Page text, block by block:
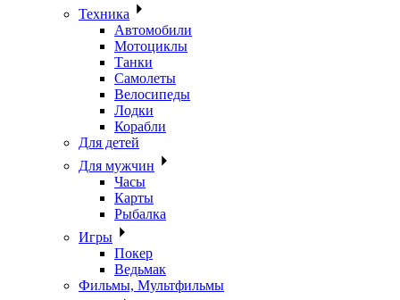
Техника
Автомобили
Мотоциклы
Танки
Самолеты
Велосипеды
Лодки
Корабли
Для детей
Для мужчин
Часы
Карты
Рыбалка
Игры
Покер
Ведьмак
Фильмы, Мультфильмы